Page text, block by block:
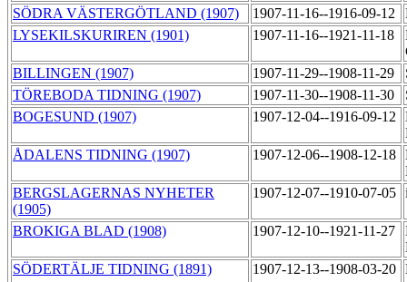
SÖDRA VÄSTERGÖTLAND (1907)
1907-11-16--1916-09-12
LYSEKILSKURIREN (1901)
1907-11-16--1921-11-18
BILLINGEN (1907)
1907-11-29--1908-11-29
TÖREBODA TIDNING (1907)
1907-11-30--1908-11-30
BOGESUND (1907)
1907-12-04--1916-09-12
ÅDALENS TIDNING (1907)
1907-12-06--1908-12-18
BERGSLAGERNAS NYHETER
(1905)
1907-12-07--1910-07-05
BROKIGA BLAD (1908) 1907-12-10--1921-11-27
SÖDERTÄLJE TIDNING (1891)
1907-12-13--1908-03-20